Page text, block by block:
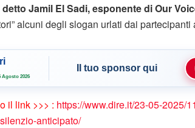
Jamil El Sadi, esponente di Our
alcuni degli slogan urlati dai partecipanti
Agosto 2026
Il tuo sponsor qui
il link >>> : https://www.dire.it/23-05-2025/
anticipato/